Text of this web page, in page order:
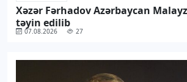
Xəzər Fərhadov Azərbaycan
təyin edilib
07.08.2026 27